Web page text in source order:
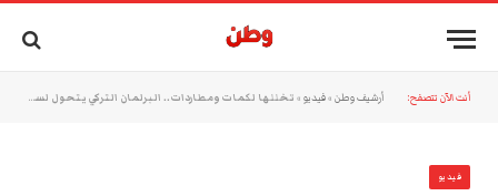
أنت الآن تتصفح: أرشيف وطن »فيديو » تخللها لكمات ومطاردات.. البرلمان التركي يتحول لساحة معركة بين نواب الحركة القومية والشعب الجمهوري
فيديو